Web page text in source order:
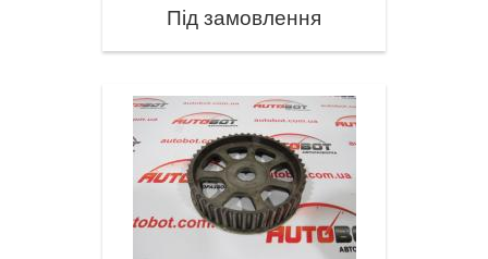
Під замовлення